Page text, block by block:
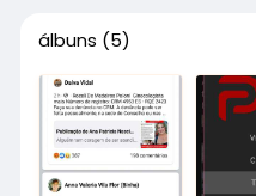
álbuns (5)